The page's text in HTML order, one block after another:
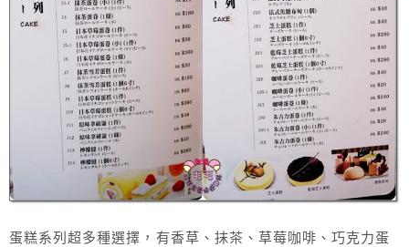
蛋糕系列超多種選擇，有香草、抹茶、草莓咖啡、巧克力蛋